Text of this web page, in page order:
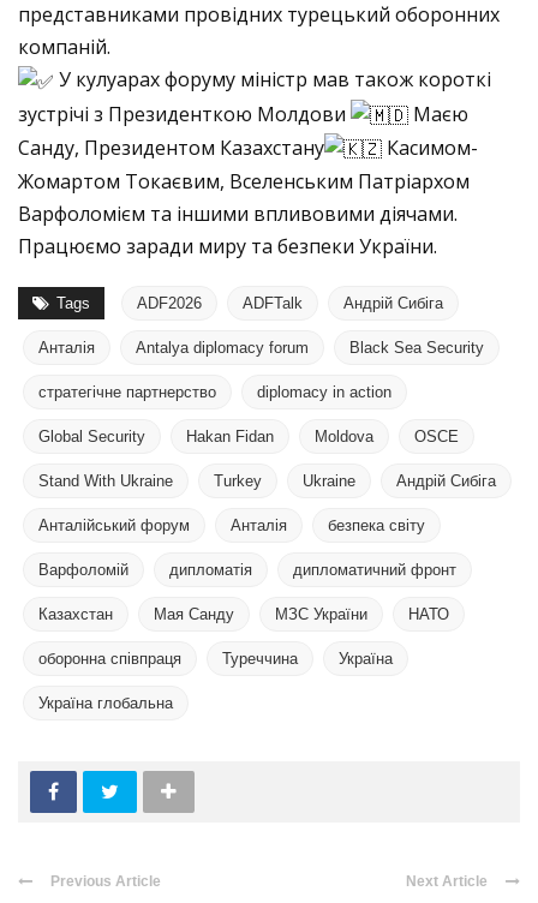
представниками провідних турецький оборонних
компаній.
У кулуарах форуму міністр мав також короткі
зустрічі з Президенткою Молдови
Маєю
Санду, Президентом Казахстану
Касимом-
Жомартом Токаєвим, Вселенським Патріархом
Варфоломієм та іншими впливовими діячами.
Працюємо заради миру та безпеки України.
Tags ADF2026 ADFTalk Андрій Сибіга
Анталія Antalya diplomacy forum Black Sea Security
cтратегічне партнерство diplomacy in action
Global Security Hakan Fidan Moldova OSCE
Stand With Ukraine Turkey Ukraine Андрій Сибіга
Анталійський форум Анталія безпека світу
Варфоломій дипломатія дипломатичний фронт
Казахстан Мая Санду МЗС України НАТО
оборонна співпраця Туреччина Україна
Україна глобальна
Previous Article Next Article